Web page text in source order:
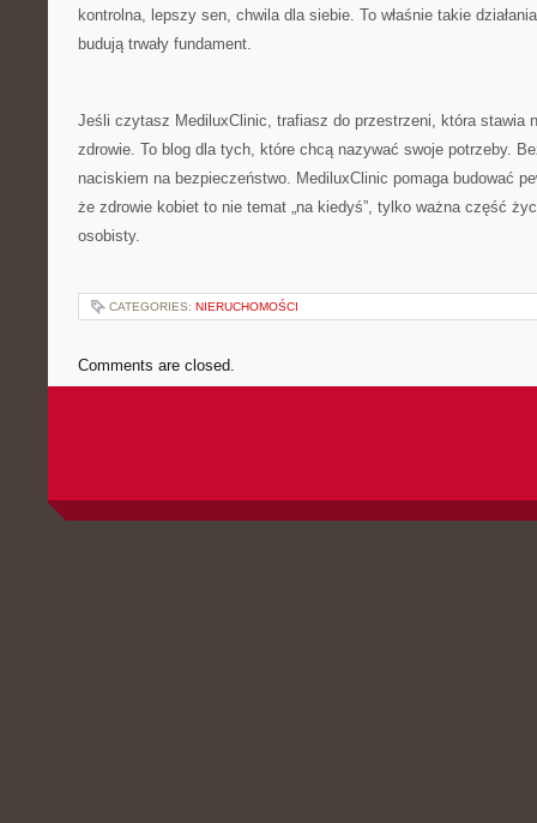
kontrolna, lepszy sen, chwila dla siebie. To właśnie takie
budują trwały fundament.
Jeśli czytasz MediluxClinic, trafiasz do przestrzeni, która stawia
zdrowie. To blog dla tych, które chcą nazywać swoje potrzeby.
naciskiem na bezpieczeństwo. MediluxClinic pomaga budować
że zdrowie kobiet to nie temat „na kiedyś”, tylko ważna część
osobisty.
CATEGORIES: NIERUCHOMOŚCI
Comments are closed.